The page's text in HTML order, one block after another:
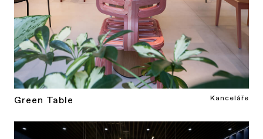
Green Table Kanceláře